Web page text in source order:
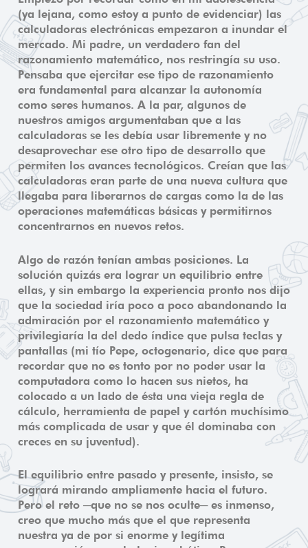
(ya lejana, como estoy a punto de evidenciar) las
calculadoras electrónicas empezaron a inundar el
mercado. Mi padre, un verdadero fan del
razonamiento matemático, nos restringía su uso.
Pensaba que ejercitar ese tipo de razonamiento
era fundamental para alcanzar la autonomía
como seres humanos. A la par, algunos de
nuestros amigos argumentaban que a las
calculadoras se les debía usar libremente y no
desaprovechar ese otro tipo de desarrollo que
permiten los avances tecnológicos. Creían que las
calculadoras eran parte de una nueva cultura que
llegaba para liberarnos de cargas como la de las
operaciones matemáticas básicas y permitirnos
concentrarnos en nuevos retos.
Algo de razón tenían ambas posiciones. La
solución quizás era lograr un equilibrio entre
ellas, y sin embargo la experiencia pronto nos dijo
que la sociedad iría poco a poco abandonando la
admiración por el razonamiento matemático y
privilegiaría la del dedo índice que pulsa teclas y
pantallas (mi tío Pepe, octogenario, dice que para
recordar que no es tonto por no poder usar la
computadora como lo hacen sus nietos, ha
colocado a un lado de ésta una vieja regla de
cálculo, herramienta de papel y cartón muchísimo
más complicada de usar y que él dominaba con
creces en su juventud).
El equilibrio entre pasado y presente, insisto, se
logrará mirando ampliamente hacia el futuro.
Pero el reto ─que no se nos oculte─ es inmenso,
creo que mucho más que el que representa
nuestra ya de por si enorme y legítima